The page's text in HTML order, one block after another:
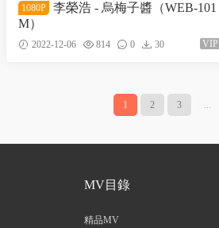
1080P
李榮浩 - 烏梅子醬（WEB-101
M）
2022-12-06 814 0 30 VIP
1 2 3 ...
MV目錄
精品MV